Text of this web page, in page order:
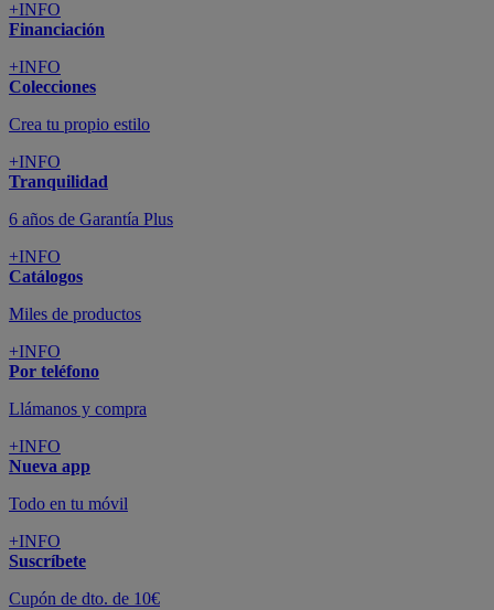
+INFO
Financiación
+INFO
Colecciones
Crea tu propio estilo
+INFO
Tranquilidad
6 años de Garantía Plus
+INFO
Catálogos
Miles de productos
+INFO
Por teléfono
Llámanos y compra
+INFO
Nueva app
Todo en tu móvil
+INFO
Suscríbete
Cupón de dto. de 10€